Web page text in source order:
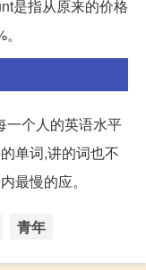
是指从原来的价格
一个人的英语水平
单词,讲的词也不
最慢的应。
青年